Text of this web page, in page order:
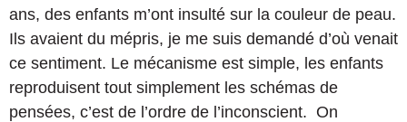
ans, des enfants m’ont insulté sur la couleur de peau.
Ils avaient du mépris, je me suis demandé d’où venait
ce sentiment. Le mécanisme est simple, les enfants
reproduisent tout simplement les schémas de
pensées, c’est de l’ordre de l’inconscient. On